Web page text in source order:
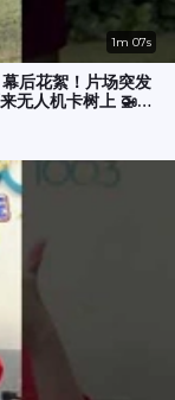
1m 07s
后花絮！片场突发
无人机卡树上 🚁